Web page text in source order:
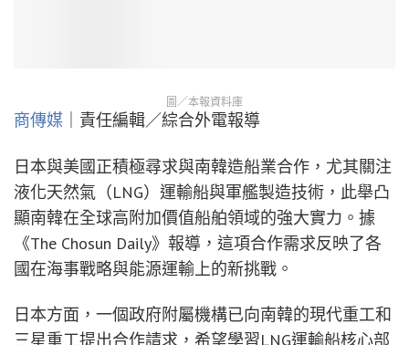
圖／本報資料庫
商傳媒 ｜責任編輯／綜合外電報導
日本與美國正積極尋求與南韓造船業合作，尤其關注
液化天然氣（LNG）運輸船與軍艦製造技術，此舉凸
顯南韓在全球高附加價值船舶領域的強大實力。據
《The Chosun Daily》報導，這項合作需求反映了各
國在海事戰略與能源運輸上的新挑戰。
日本方面，一個政府附屬機構已向南韓的現代重工和
三星重工提出合作請求，希望學習LNG運輸船核心部